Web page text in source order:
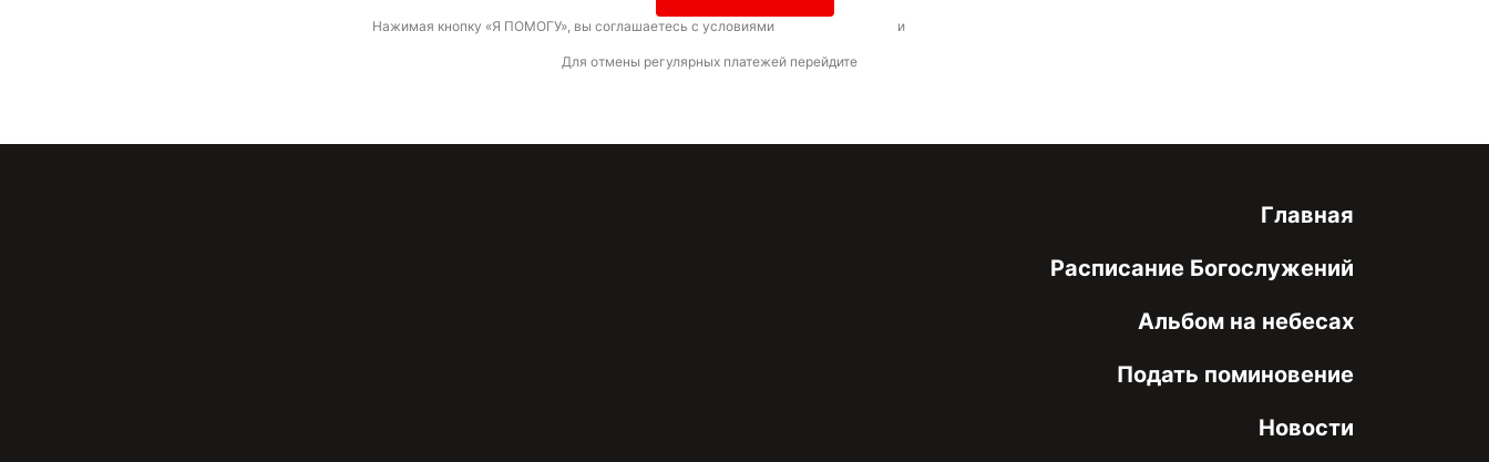
Нажимая кнопку «Я ПОМОГУ», вы соглашаетесь с условиями и
Для отмены регулярных платежей перейдите
Главная
Расписание Богослужений
Альбом на небесах
Подать поминовение
Новости